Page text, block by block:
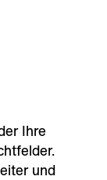
Ihre
und